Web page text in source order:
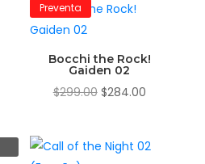
Preventa
Bocchi the Rock!
Gaiden 02
$299.00 El
era:
$284.00El
es: